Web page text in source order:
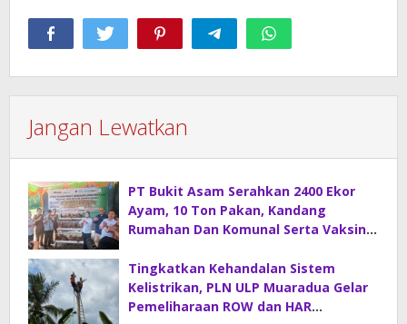
Jangan Lewatkan
PT Bukit Asam Serahkan 2400 Ekor
Ayam, 10 Ton Pakan, Kandang
Rumahan Dan Komunal Serta Vaksin
Tingkatkan Kehandalan Sistem
Kelistrikan, PLN ULP Muaradua Gelar
Pemeliharaan ROW dan HAR